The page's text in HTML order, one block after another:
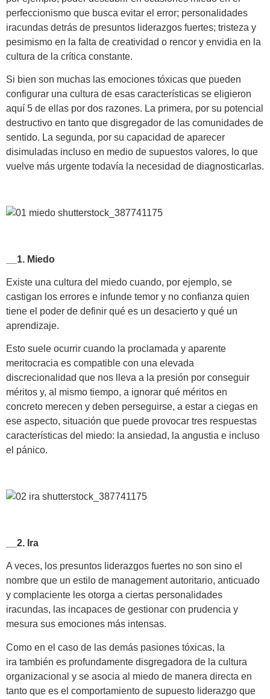
perfeccionismo que busca evitar el error; personalidades
iracundas detrás de presuntos liderazgos fuertes; tristeza y
pesimismo en la falta de creatividad o rencor y envidia en la
cultura de la crítica constante.
Si bien son muchas las emociones tóxicas que pueden
configurar una cultura de esas características se eligieron
aquí 5 de ellas por dos razones. La primera, por su potencial
destructivo en tanto que disgregador de las comunidades de
sentido. La segunda, por su capacidad de aparecer
disimuladas incluso en medio de supuestos valores, lo que
vuelve más urgente todavía la necesidad de diagnosticarlas.
__1. Miedo
Existe una cultura del miedo cuando, por ejemplo, se
castigan los errores e infunde temor y no confianza quien
tiene el poder de definir qué es un desacierto y qué un
aprendizaje.
Esto suele ocurrir cuando la proclamada y aparente
meritocracia es compatible con una elevada
discrecionalidad que nos lleva a la presión por conseguir
méritos y, al mismo tiempo, a ignorar qué méritos en
concreto merecen y deben perseguirse, a estar a ciegas en
ese aspecto, situación que puede provocar tres respuestas
características del miedo: la ansiedad, la angustia e incluso
el pánico.
__2. Ira
A veces, los presuntos liderazgos fuertes no son sino el
nombre que un estilo de management autoritario, anticuado
y complaciente les otorga a ciertas personalidades
iracundas, las incapaces de gestionar con prudencia y
mesura sus emociones más intensas.
Como en el caso de las demás pasiones tóxicas, la
ira también es profundamente disgregadora de la cultura
organizacional y se asocia al miedo de manera directa en
tanto que es el comportamiento de supuesto liderazgo que